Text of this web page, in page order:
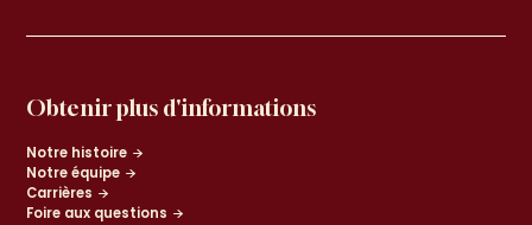
Obtenir plus d'informations
Notre histoire
Notre équipe
Carrières
Foire aux questions